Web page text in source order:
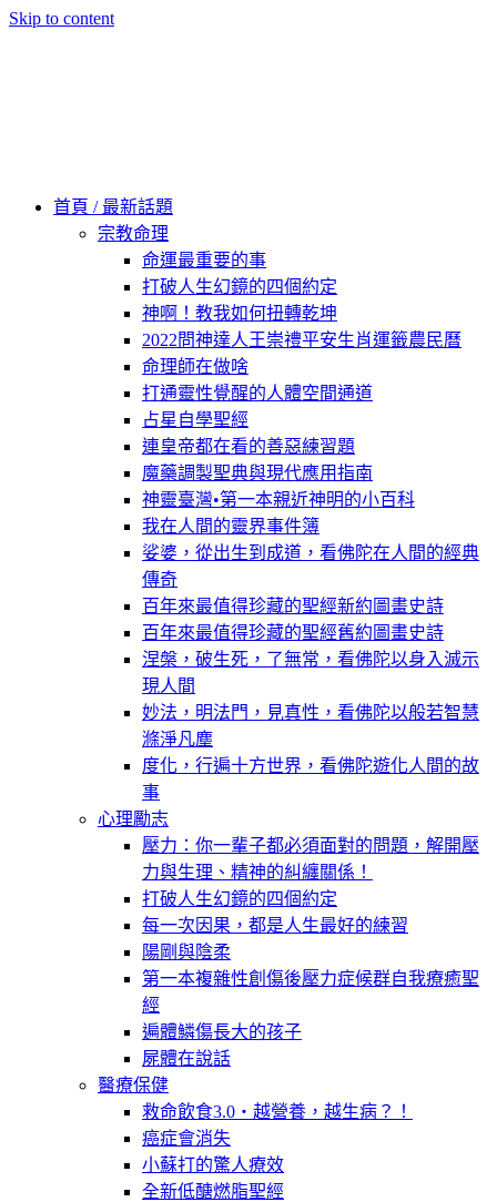
Skip to content
首頁 / 最新話題
宗教命理
命運最重要的事
打破人生幻鏡的四個約定
神啊！教我如何扭轉乾坤
2022問神達人王崇禮平安生肖運籤農民曆
命理師在做啥
打通靈性覺醒的人體空間通道
占星自學聖經
連皇帝都在看的善惡練習題
魔藥調製聖典與現代應用指南
神靈臺灣•第一本親近神明的小百科
我在人間的靈界事件簿
娑婆，從出生到成道，看佛陀在人間的經典
傳奇
百年來最值得珍藏的聖經新約圖畫史詩
百年來最值得珍藏的聖經舊約圖畫史詩
涅槃，破生死，了無常，看佛陀以身入滅示
現人間
妙法，明法門，見真性，看佛陀以般若智慧
滌淨凡塵
度化，行遍十方世界，看佛陀遊化人間的故
事
心理勵志
壓力：你一輩子都必須面對的問題，解開壓
力與生理、精神的糾纏關係！
打破人生幻鏡的四個約定
每一次因果，都是人生最好的練習
陽剛與陰柔
第一本複雜性創傷後壓力症候群自我療癒聖
經
遍體鱗傷長大的孩子
屍體在說話
醫療保健
救命飲食3.0‧越營養，越生病？！
癌症會消失
小蘇打的驚人療效
全新低醣燃脂聖經